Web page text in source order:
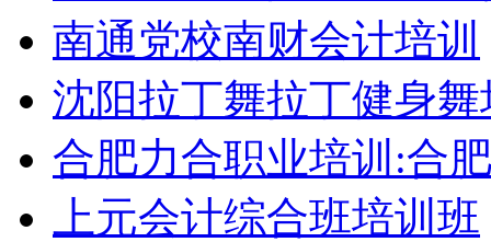
南通党校南财会计培训
沈阳拉丁舞拉丁健身舞
合肥力合职业培训:合
上元会计综合班培训班